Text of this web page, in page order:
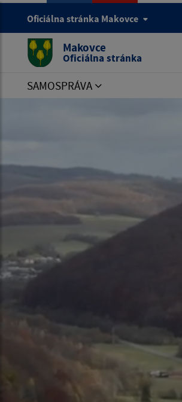
Oficiálna stránka Makovce
Makovce
Oficiálna stránka
SAMOSPRÁVA